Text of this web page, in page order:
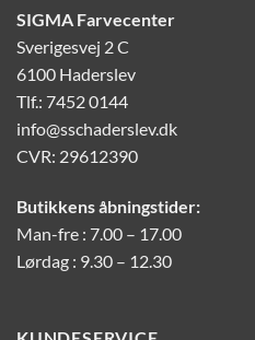
SIGMA Farvecenter
Sverigesvej 2 C
6100 Haderslev
Tlf.: 7452 0144
info@sschaderslev.dk
CVR: 29612390
Butikkens åbningstider:
Man-fre : 7.00 – 17.00
Lørdag : 9.30 – 12.30